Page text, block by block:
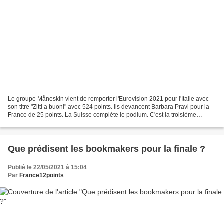
Le groupe Måneskin vient de remporter l'Eurovision 2021 pour l'Italie avec
son titre "Zitti a buoni" avec 524 points. Ils devancent Barbara Pravi pour la
France de 25 points. La Suisse complète le podium. C'est la troisième
Que prédisent les bookmakers pour la finale ?
Publié le 22/05/2021 à 15:04
Par France12points